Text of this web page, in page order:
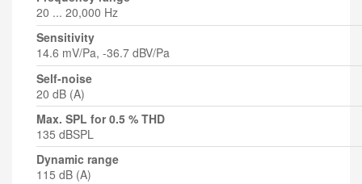
20 ... 20,000 Hz
Sensitivity
14.6 mV/Pa, -36.7 dBV/Pa
Self-noise
20 dB (A)
Max. SPL for 0.5 % THD
135 dBSPL
Dynamic range
115 dB (A)